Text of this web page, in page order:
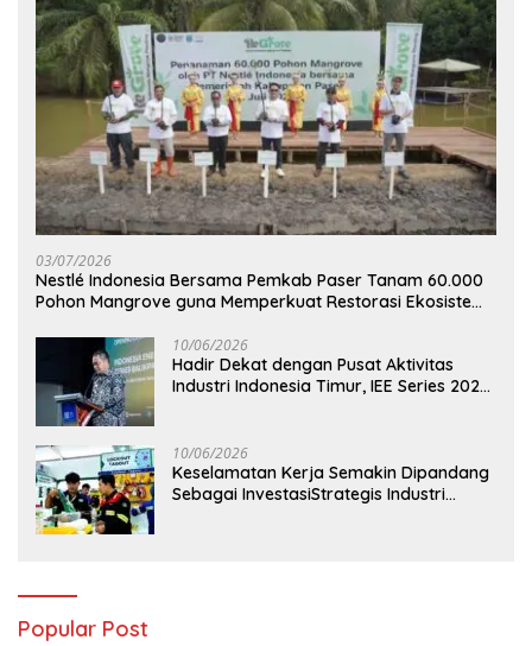
03/07/2026
Nestlé Indonesia Bersama Pemkab Paser Tanam 60.000
Pohon Mangrove guna Memperkuat Restorasi Ekosistem
10/06/2026
Hadir Dekat dengan Pusat Aktivitas
Industri Indonesia Timur, IEE Series 2026
10/06/2026
Keselamatan Kerja Semakin Dipandang
Sebagai InvestasiStrategis Industri
Popular Post